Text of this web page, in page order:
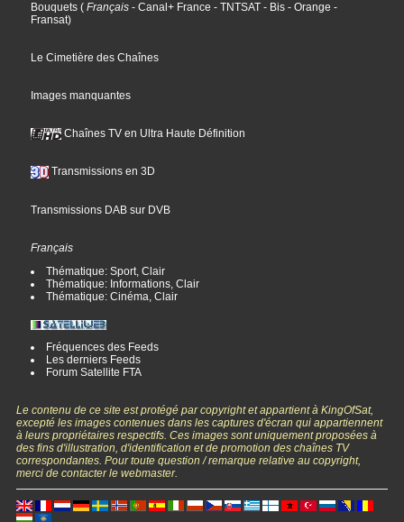
Bouquets ( Français - Canal+ France - TNTSAT - Bis - Orange -
Fransat)
Le Cimetière des Chaînes
Images manquantes
Chaînes TV en Ultra Haute Définition
Transmissions en 3D
Transmissions DAB sur DVB
Français
Thématique: Sport, Clair
Thématique: Informations, Clair
Thématique: Cinéma, Clair
Fréquences des Feeds
Les derniers Feeds
Forum Satellite FTA
Le contenu de ce site est protégé par copyright et appartient à KingOfSat,
excepté les images contenues dans les captures d'écran qui appartiennent
à leurs propriétaires respectifs. Ces images sont uniquement proposées à
des fins d'illustration, d'identification et de promotion des chaînes TV
correspondantes. Pour toute question / remarque relative au copyright,
merci de contacter le webmaster.